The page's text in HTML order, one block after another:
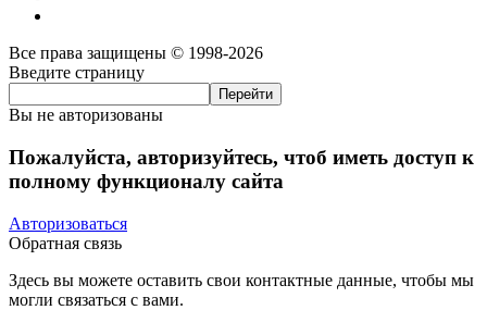
Все права защищены © 1998-2026
Введите страницу
Вы не авторизованы
Пожалуйста, авторизуйтесь, чтоб иметь доступ к
полному функционалу сайта
Авторизоваться
Обратная связь
Здесь вы можете оставить свои контактные данные, чтобы мы
могли связаться с вами.